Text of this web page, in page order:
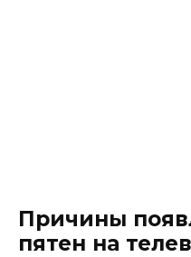
Причины
пятен на